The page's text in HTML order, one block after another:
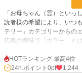
「お母ちゃん（霊）といっ
読者様の希望により、いつ
テリー」カテゴリーからの
広義の意味で「ホラー」と
焦点を当てたジャンル」と
ラクターですので優しく見
お時間のある方はこの続き
HOTランキング 最高4位
24h.ポイント 0pt
1,244